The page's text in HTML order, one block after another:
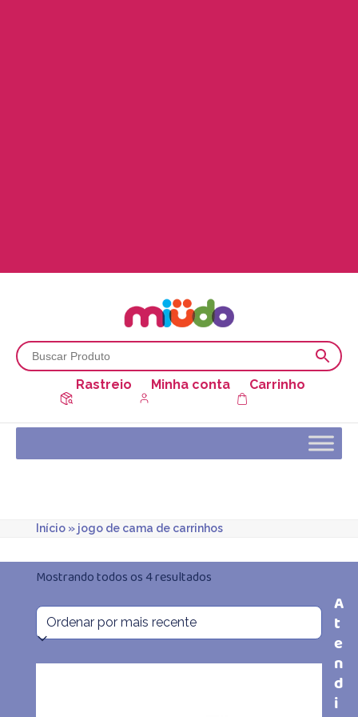
Rastreio Minha conta Carrinho
Início» jogo de cama de carrinhos
Mostrando todos os 4 resultadosClassificado
por
mais
A
t
e
n
d
i